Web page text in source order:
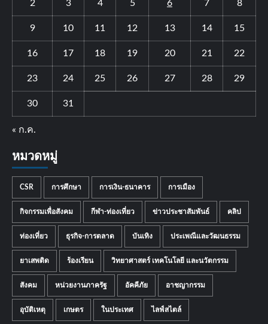
2 3 4 5 6 7 8
9 10 11 12 13 14 15
16 17 18 19 20 21 22
23 24 25 26 27 28 29
30 31
« ก.ค.
หมวดหมู่
CSR การศึกษา การเงิน-ธนาคาร การเมือง
กิจกรรมเพื่อสังคม กีฬา-ท่องเที่ยว ข่าวประชาสัมพันธ์ คลิป
ท่องเที่ยว ธุรกิจ-การตลาด บันเทิง ประเพณีและวัฒนธรรม
ยาเสพติด ร้องเรียน วิทยาศาสตร์ เทคโนโลยี และนวัตกรรม
สังคม หน่วยงานภาครัฐ อัคคีภัย อาชญากรรม
อุบัติเหตุ เกษตร ในประเทศ ไลฟ์สไตล์